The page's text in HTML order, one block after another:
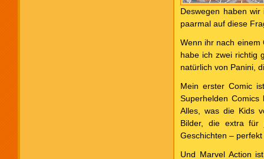
Deswegen haben
paarmal auf diese
Wenn ihr nach einem
habe ich zwei richtig
natürlich von Panini,
Mein erster Comic
Superhelden Comics
Alles, was die Kids
Bilder, die extra für
Geschichten –
Und Marvel Action